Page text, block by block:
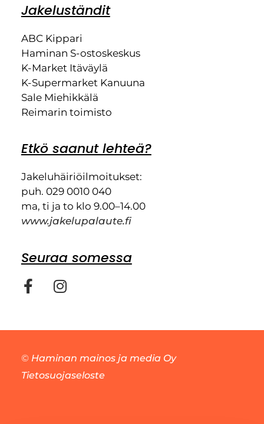
Jakeluständit
ABC Kippari
Haminan S-ostoskeskus
K-Market Itäväylä
K-Supermarket Kanuuna
Sale Miehikkälä
Reimarin toimisto
Etkö saanut lehteä?
Jakeluhäiriöilmoitukset:
puh. 029 0010 040
ma, ti ja to klo 9.00–14.00
www.jakelupalaute.fi
Seuraa somessa
© Haminan mainos ja media Oy
Tietosuojaseloste